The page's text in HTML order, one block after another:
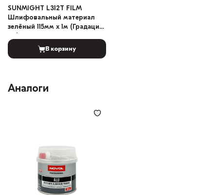
SUNMIGHT L312T FILM
Шлифовальный материал
зелёный 115мм x 1м (Градация:
В корзину
Аналоги